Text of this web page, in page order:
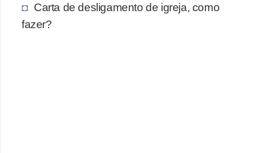
Carta de desligamento de igreja, como
fazer?
m
o